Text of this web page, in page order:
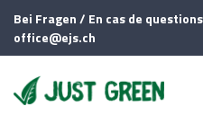
Bei Fragen / En cas de
office@ejs.ch